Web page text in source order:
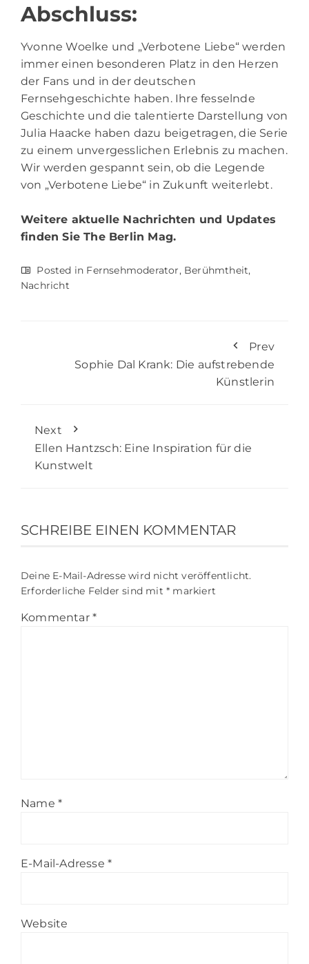
Abschluss:
Yvonne Woelke und „Verbotene Liebe“ werden
immer einen besonderen Platz in den Herzen
der Fans und in der deutschen
Fernsehgeschichte haben. Ihre fesselnde
Geschichte und die talentierte Darstellung von
Julia Haacke haben dazu beigetragen, die Serie
zu einem unvergesslichen Erlebnis zu machen.
Wir werden gespannt sein, ob die Legende
von „Verbotene Liebe“ in Zukunft weiterlebt.
Weitere aktuelle Nachrichten und Updates
finden SieThe Berlin Mag.
Posted in Fernsehmoderator, Berühmtheit,
Nachricht
Prev
Sophie Dal Krank: Die aufstrebende
Künstlerin
Next
Ellen Hantzsch: Eine Inspiration für die
Kunstwelt
SCHREIBE EINEN KOMMENTAR
Deine E-Mail-Adresse wird nicht veröffentlicht.
Erforderliche Felder sind mit * markiert
Kommentar *
Name *
E-Mail-Adresse *
Website